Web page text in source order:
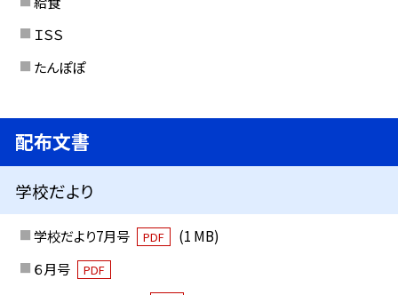
ＩＳＳ
たんぽぽ
配布文書
学校だより
学校だより7月号 PDF
(1 MB)
６月号
PDF